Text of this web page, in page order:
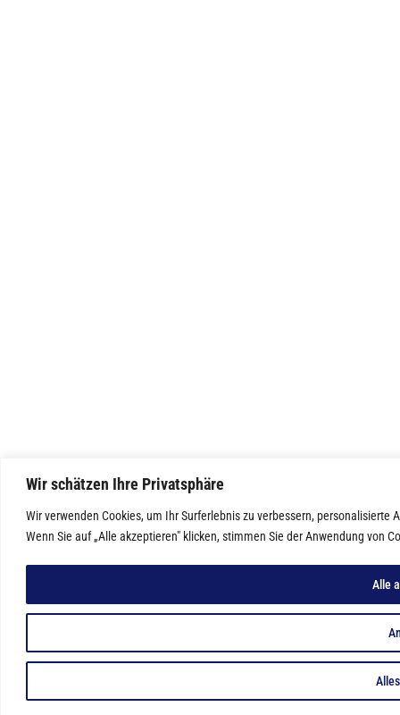
Wir schätzen Ihre Privatsphäre
Wir verwenden Cookies, um Ihr Surferlebnis zu verbessern,
Wenn Sie auf „Alle akzeptieren" klicken, stimmen Sie der Anwendung von
Alle